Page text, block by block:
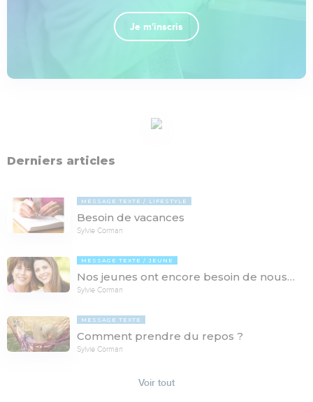
Je m'inscris
Derniers articles
MESSAGE TEXTE LIFESTYLE
Besoin de vacances
Sylvie Corman
MESSAGE TEXTE JEUNE
Nos jeunes ont encore besoin de nous…
Sylvie Corman
MESSAGE TEXTE
Comment prendre du repos ?
Sylvie Corman
Voir tout